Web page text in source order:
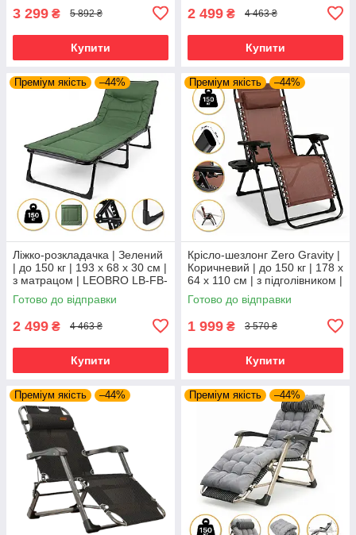
3 299 ₴ 5 892 ₴
Купити
2 499 ₴ 4 463 ₴
Купити
Преміум якість –44%
Ліжко-розкладачка | Зелений
| до 150 кг | 193 х 68 х 30 см |
з матрацом | LEOBRO LB-FB-
S1-GRN | для дому, дачі та
кемпінгу
Готово до відправки
2 499 ₴ 4 463 ₴
Купити
Преміум якість –44%
Крісло-шезлонг Zero Gravity |
Коричневий | до 150 кг | 178 х
64 х 110 см | з підголівником |
LEOBRO LB-ZGC-G2-BRN |
для дому, дачі
Готово до відправки
1 999 ₴ 3 570 ₴
Купити
Преміум якість –44% Преміум якість –44%